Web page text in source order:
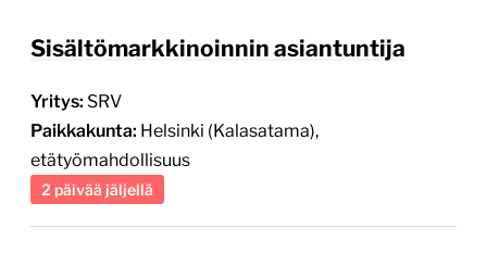
Sisältömarkkinoinnin asiantuntija
Yritys: SRV
Paikkakunta: Helsinki (Kalasatama),
etätyömahdollisuus
2 päivää jäljellä